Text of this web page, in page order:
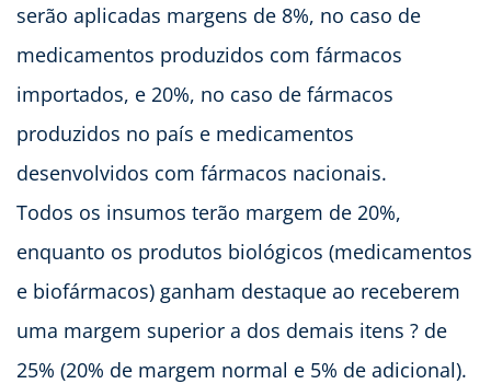
serão aplicadas margens de 8%, no caso de
medicamentos produzidos com fármacos
importados, e 20%, no caso de fármacos
produzidos no país e medicamentos
desenvolvidos com fármacos nacionais.
Todos os insumos terão margem de 20%,
enquanto os produtos biológicos (medicamentos
e biofármacos) ganham destaque ao receberem
uma margem superior a dos demais itens ? de
25% (20% de margem normal e 5% de adicional).